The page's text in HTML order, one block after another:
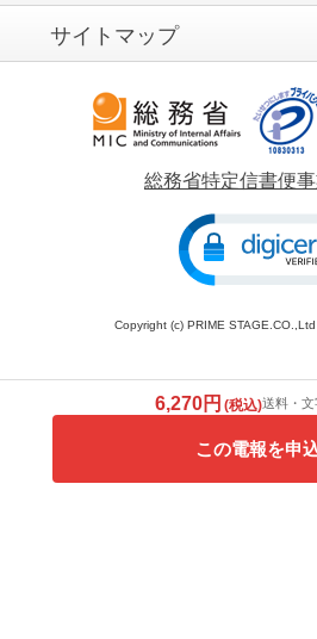
サイトマップ
総務省特定信書便
Copyright (c) PRIME
6,270円 (税込)送料・文
この電報を申